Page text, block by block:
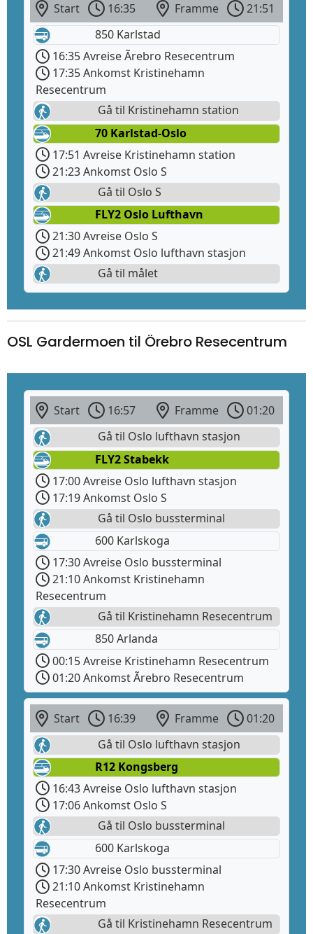
Start 16:35 Framme
21:51
850 Karlstad
16:35 Avreise Ãrebro Resecentrum
17:35 Ankomst Kristinehamn
Resecentrum
Gå til Kristinehamn station
70 Karlstad-Oslo
17:51 Avreise Kristinehamn station
21:23 Ankomst Oslo S
Gå til Oslo S
FLY2 Oslo Lufthavn
21:30 Avreise Oslo S
21:49 Ankomst Oslo lufthavn stasjon
Gå til målet
OSL Gardermoen til Örebro Resecentrum
Start 16:57 Framme
01:20
Gå til Oslo lufthavn stasjon
FLY2 Stabekk
17:00 Avreise Oslo lufthavn stasjon
17:19 Ankomst Oslo S
Gå til Oslo bussterminal
600 Karlskoga
17:30 Avreise Oslo bussterminal
21:10 Ankomst Kristinehamn
Resecentrum
Gå til Kristinehamn Resecentrum
850 Arlanda
00:15 Avreise Kristinehamn Resecentrum
01:20 Ankomst Ãrebro Resecentrum
Start 16:39 Framme
01:20
Gå til Oslo lufthavn stasjon
R12 Kongsberg
16:43 Avreise Oslo lufthavn stasjon
17:06 Ankomst Oslo S
Gå til Oslo bussterminal
600 Karlskoga
17:30 Avreise Oslo bussterminal
21:10 Ankomst Kristinehamn
Resecentrum
Gå til Kristinehamn Resecentrum